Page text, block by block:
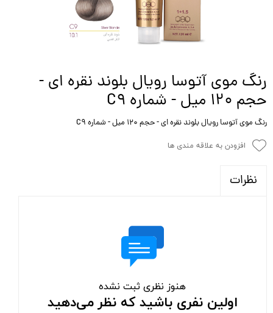
رنگ موی آتوسا رویال بلوند نقره ای -
حجم 120 میل - شماره C9
رنگ موی آتوسا رویال بلوند نقره ای - حجم 120 میل - شماره C9
افزودن به علاقه مندی ها
نظرات
هنوز نظری ثبت نشده
اولین نفری باشید که نظر می‌دهید